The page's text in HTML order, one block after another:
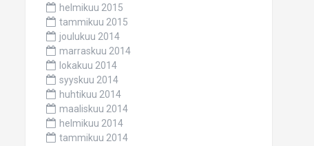
helmikuu 2015
tammikuu 2015
joulukuu 2014
marraskuu 2014
lokakuu 2014
syyskuu 2014
huhtikuu 2014
maaliskuu 2014
helmikuu 2014
tammikuu 2014